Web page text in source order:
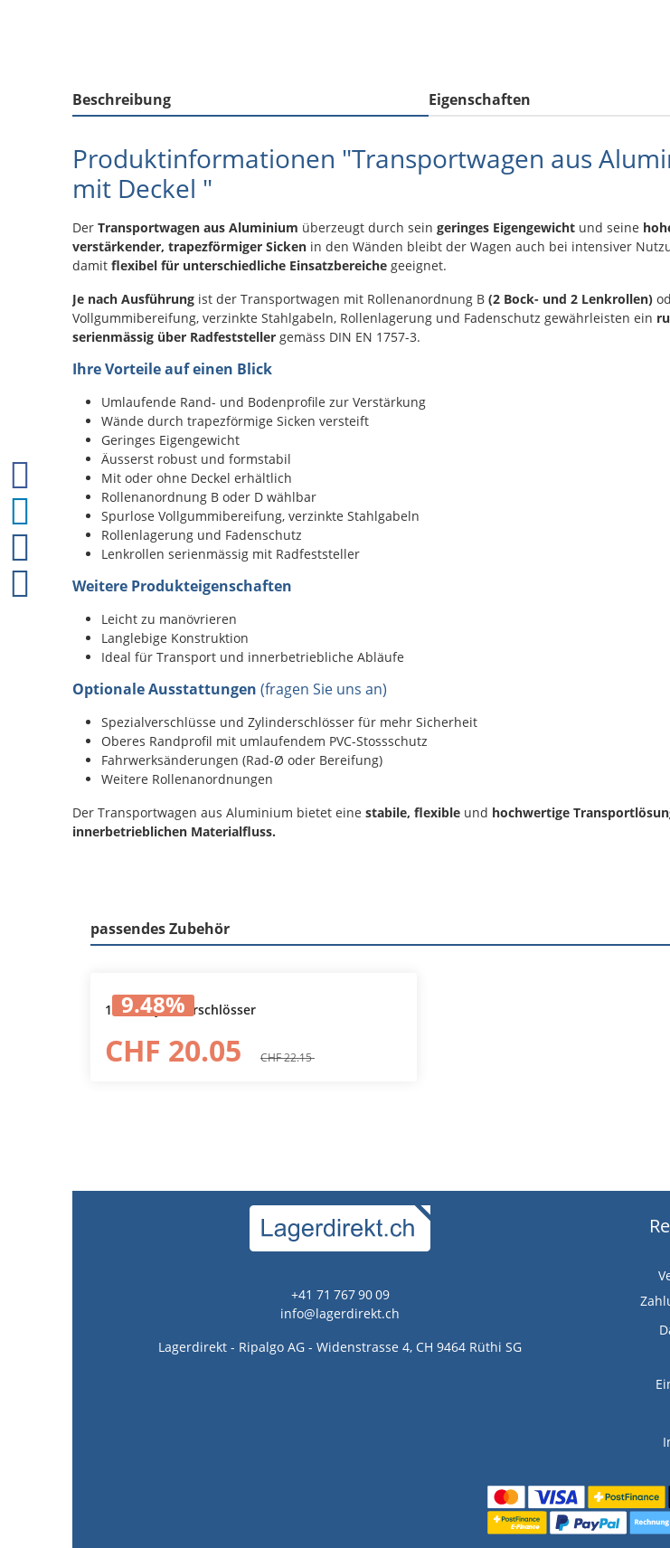
Beschreibung Eigenschaften
Produktinformationen "Transportwagen aus
mit Deckel "
Der Transportwagen aus Aluminium überzeugt durch sein geringes Eigengewicht und seine
verstärkender, trapezförmiger Sicken in den Wänden bleibt der Wagen auch bei intensiver
damit flexibel für unterschiedliche Einsatzbereiche geeignet.
Je nach Ausführung ist der Transportwagen mit Rollenanordnung B (2 Bock- und 2 Lenkrollen)
Vollgummibereifung, verzinkte Stahlgabeln, Rollenlagerung und Fadenschutz gewährleisten ein
serienmässig über Radfeststeller gemäss DIN EN 1757-3.
Ihre Vorteile auf einen Blick
Umlaufende Rand- und Bodenprofile zur Verstärkung
Wände durch trapezförmige Sicken versteift
Geringes Eigengewicht
Äusserst robust und formstabil
Mit oder ohne Deckel erhältlich
Rollenanordnung B oder D wählbar
Spurlose Vollgummibereifung, verzinkte Stahlgabeln
Rollenlagerung und Fadenschutz
Lenkrollen serienmässig mit Radfeststeller
Weitere Produkteigenschaften
Leicht zu manövrieren
Langlebige Konstruktion
Ideal für Transport und innerbetriebliche Abläufe
Optionale Ausstattungen (fragen Sie uns an)
Spezialverschlüsse und Zylinderschlösser für mehr Sicherheit
Oberes Randprofil mit umlaufendem PVC-Stossschutz
Fahrwerksänderungen (Rad-Ø oder Bereifung)
Weitere Rollenanordnungen
Der Transportwagen aus Aluminium bietet eine stabile, flexible und hochwertige
innerbetrieblichen Materialfluss.
passendes Zubehör
9.48%
1 Paar Zylinderschlösser
CHF 20.05 CHF 22.15
+41 71 767 90 09
info@lagerdirekt.ch
Lagerdirekt - Ripalgo AG - Widenstrasse 4, CH 9464 Rüthi SG